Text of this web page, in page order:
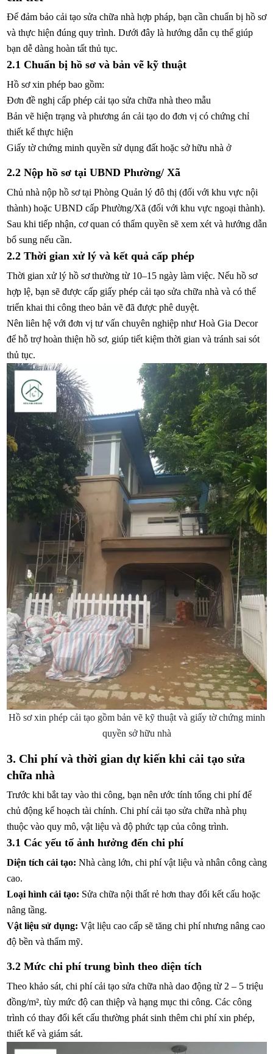
Để đảm bảo cải tạo sửa chữa nhà hợp pháp, bạn cần chuẩn bị hồ sơ
và thực hiện đúng quy trình. Dưới đây là hướng dẫn cụ thể giúp
bạn dễ dàng hoàn tất thủ tục.
2.1 Chuẩn bị hồ sơ và bản vẽ kỹ thuật
Hồ sơ xin phép bao gồm:
Đơn đề nghị cấp phép cải tạo sửa chữa nhà theo mẫu
Bản vẽ hiện trạng và phương án cải tạo do đơn vị có chứng chỉ
thiết kế thực hiện
Giấy tờ chứng minh quyền sử dụng đất hoặc sở hữu nhà ở
2.2 Nộp hồ sơ tại UBND Phường/ Xã
Chủ nhà nộp hồ sơ tại Phòng Quản lý đô thị (đối với khu vực nội
thành) hoặc UBND cấp Phường/Xã (đối với khu vực ngoại thành).
Sau khi tiếp nhận, cơ quan có thẩm quyền sẽ xem xét và hướng dẫn
bổ sung nếu cần.
2.2 Thời gian xử lý và kết quả cấp phép
Thời gian xử lý hồ sơ thường từ 10–15 ngày làm việc. Nếu hồ sơ
hợp lệ, bạn sẽ được cấp giấy phép cải tạo sửa chữa nhà và có thể
triển khai thi công theo bản vẽ đã được phê duyệt.
Nên liên hệ với đơn vị tư vấn chuyên nghiệp như Hoà Gia Decor
để hỗ trợ hoàn thiện hồ sơ, giúp tiết kiệm thời gian và tránh sai sót
thủ tục.
Hồ sơ xin phép cải tạo gồm bản vẽ kỹ thuật và giấy tờ chứng minh
quyền sở hữu nhà
3. Chi phí và thời gian dự kiến khi cải tạo sửa
chữa nhà
Trước khi bắt tay vào thi công, bạn nên ước tính tổng chi phí để
chủ động kế hoạch tài chính. Chi phí cải tạo sửa chữa nhà phụ
thuộc vào quy mô, vật liệu và độ phức tạp của công trình.
3.1 Các yếu tố ảnh hưởng đến chi phí
Diện tích cải tạo: Nhà càng lớn, chi phí vật liệu và nhân công càng
cao.
Loại hình cải tạo: Sửa chữa nội thất rẻ hơn thay đổi kết cấu hoặc
nâng tầng.
Vật liệu sử dụng: Vật liệu cao cấp sẽ tăng chi phí nhưng nâng cao
độ bền và thẩm mỹ.
3.2 Mức chi phí trung bình theo diện tích
Theo khảo sát, chi phí cải tạo sửa chữa nhà dao động từ 2 – 5 triệu
đồng/m², tùy mức độ can thiệp và hạng mục thi công. Các công
trình có thay đổi kết cấu thường phát sinh thêm chi phí xin phép,
thiết kế và giám sát.